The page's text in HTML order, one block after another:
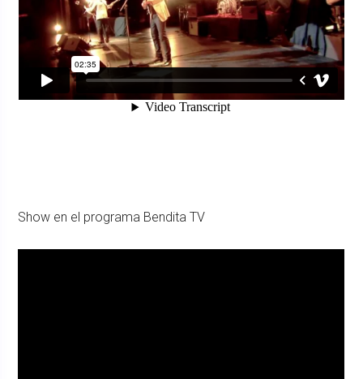
Show en el programa Bendita TV